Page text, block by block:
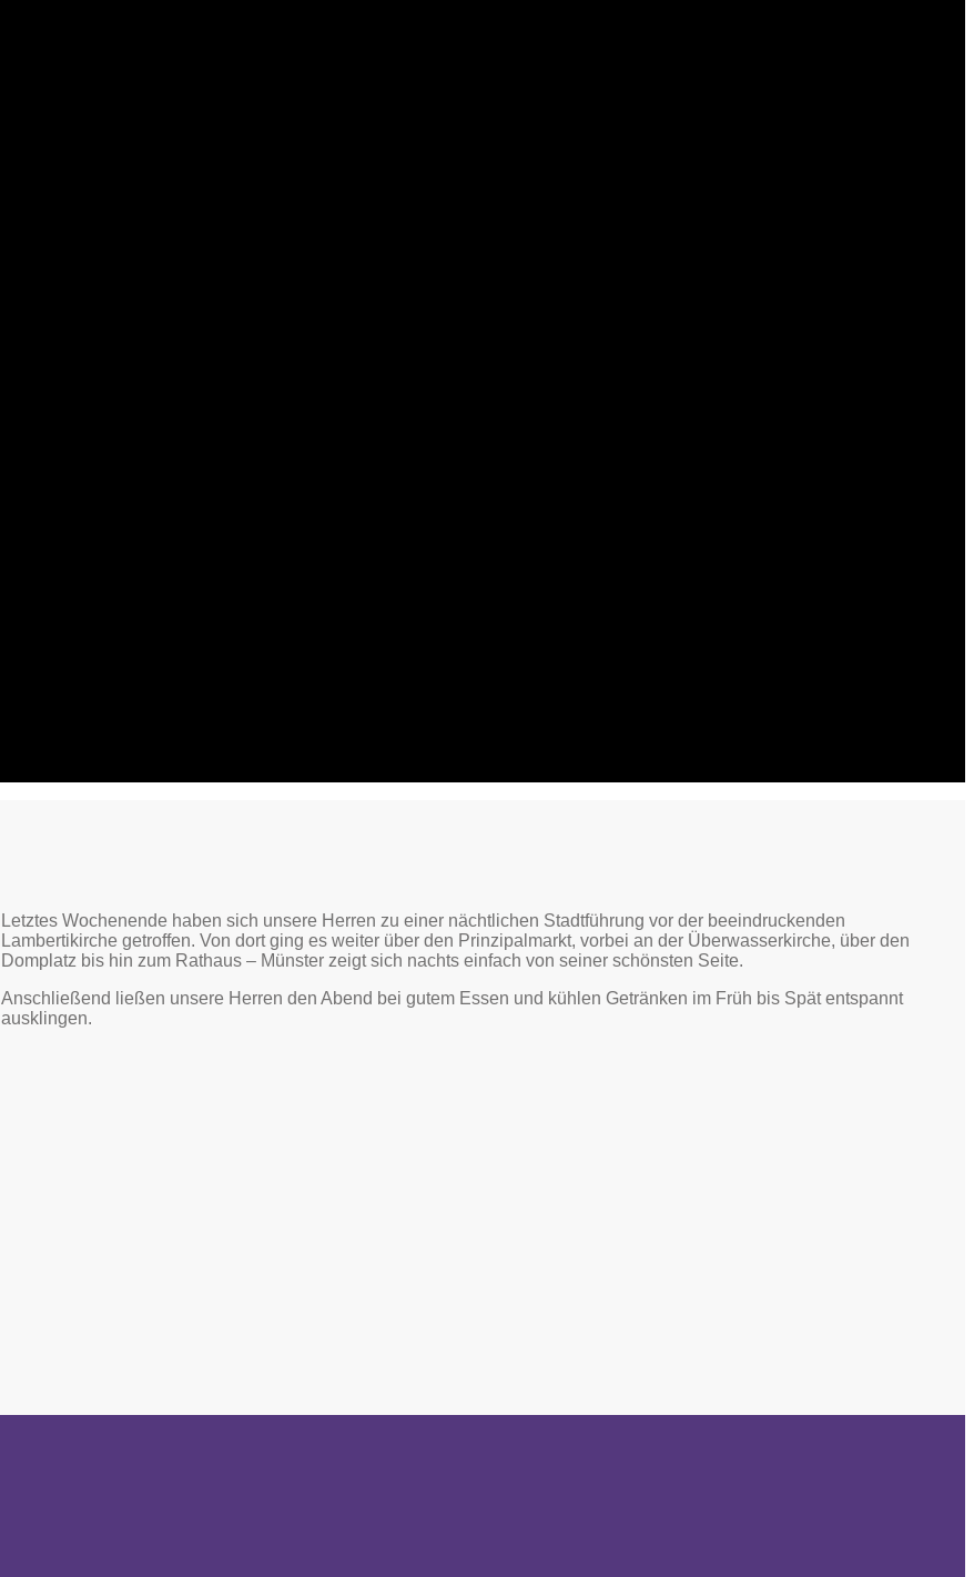
Letztes Wochenende haben sich unsere Herren zu einer nächtlichen Stadtführung vor der beeindruckenden
Lambertikirche getroffen. Von dort ging es weiter über den Prinzipalmarkt, vorbei an der Überwasserkirche, über den
Domplatz bis hin zum Rathaus – Münster zeigt sich nachts einfach von seiner schönsten Seite.
Anschließend ließen unsere Herren den Abend bei gutem Essen und kühlen Getränken im Früh bis Spät entspannt
ausklingen.